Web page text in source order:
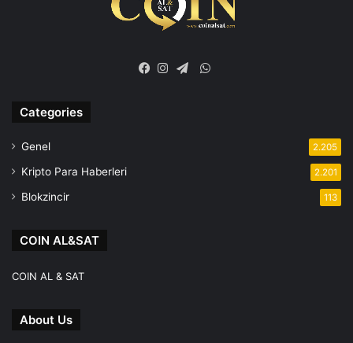
WhatsApp
Categories
Genel 2.205
Kripto Para Haberleri 2.201
Blokzincir 113
COIN AL&SAT
COIN AL & SAT
About Us